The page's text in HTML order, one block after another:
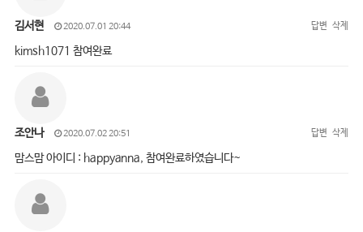
김서현 2020.07.01 20:44 답변 삭제
kimsh1071 참여완료
조안나 2020.07.02 20:51 답변 삭제
맘스맘 아이디 : happyanna, 참여완료하였습니다~